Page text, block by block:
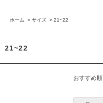
ホーム > サイズ > 21~22
21~22
おすすめ順